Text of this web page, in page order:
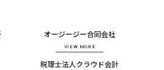
オージージー合同会社
VIEW MORE
税理士法人クラウド会計